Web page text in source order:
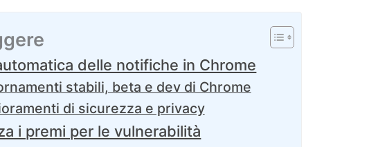
delle notifiche in Chrome
stabili, beta e dev di Chrome
di sicurezza e privacy
i premi per le vulnerabilità